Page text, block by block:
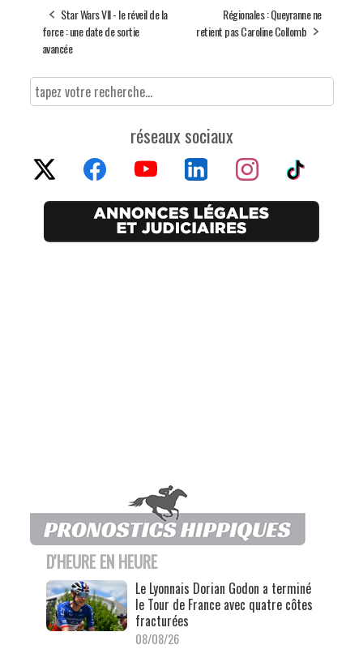
Star Wars VII - le réveil de la
force : une date de sortie
avancée
Régionales : Queyranne ne
retient pas Caroline Collomb
réseaux sociaux
D'HEURE EN HEURE
Le Lyonnais Dorian Godon a terminé
le Tour de France avec quatre côtes
fracturées
08/08/26